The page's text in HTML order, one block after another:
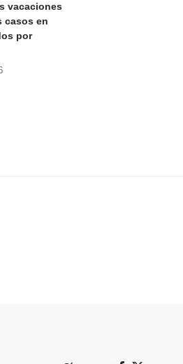
vacaciones
casos en
por